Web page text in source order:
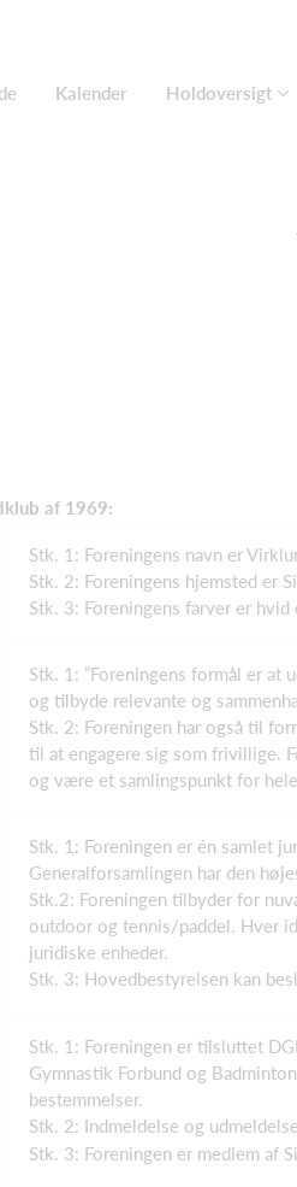
Kalender Holdoversigt
af 1969:
Stk. 1: Foreningens navn er
Stk. 2: Foreningens hjemsted er
Stk. 3: Foreningens farver er hvid
Stk. 1: ”Foreningens formål er
og tilbyde relevante og
Stk. 2: Foreningen har også til
til at engagere sig som frivillige.
og være et samlingspunkt for
Stk. 1: Foreningen er én samlet
Generalforsamlingen har den
Stk.2: Foreningen tilbyder for
outdoor og tennis/paddel. Hver
juridiske enheder.
Stk. 3: Hovedbestyrelsen kan
Stk. 1: Foreningen er tilsluttet
Gymnastik Forbund og
bestemmelser.
Stk. 2: Indmeldelse og
Stk. 3: Foreningen er medlem af